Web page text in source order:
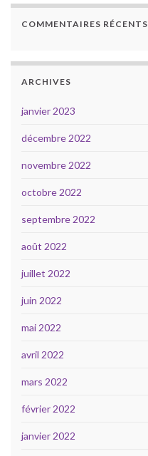
COMMENTAIRES RÉCENTS
ARCHIVES
janvier 2023
décembre 2022
novembre 2022
octobre 2022
septembre 2022
août 2022
juillet 2022
juin 2022
mai 2022
avril 2022
mars 2022
février 2022
janvier 2022